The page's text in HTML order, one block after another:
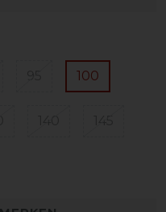
100